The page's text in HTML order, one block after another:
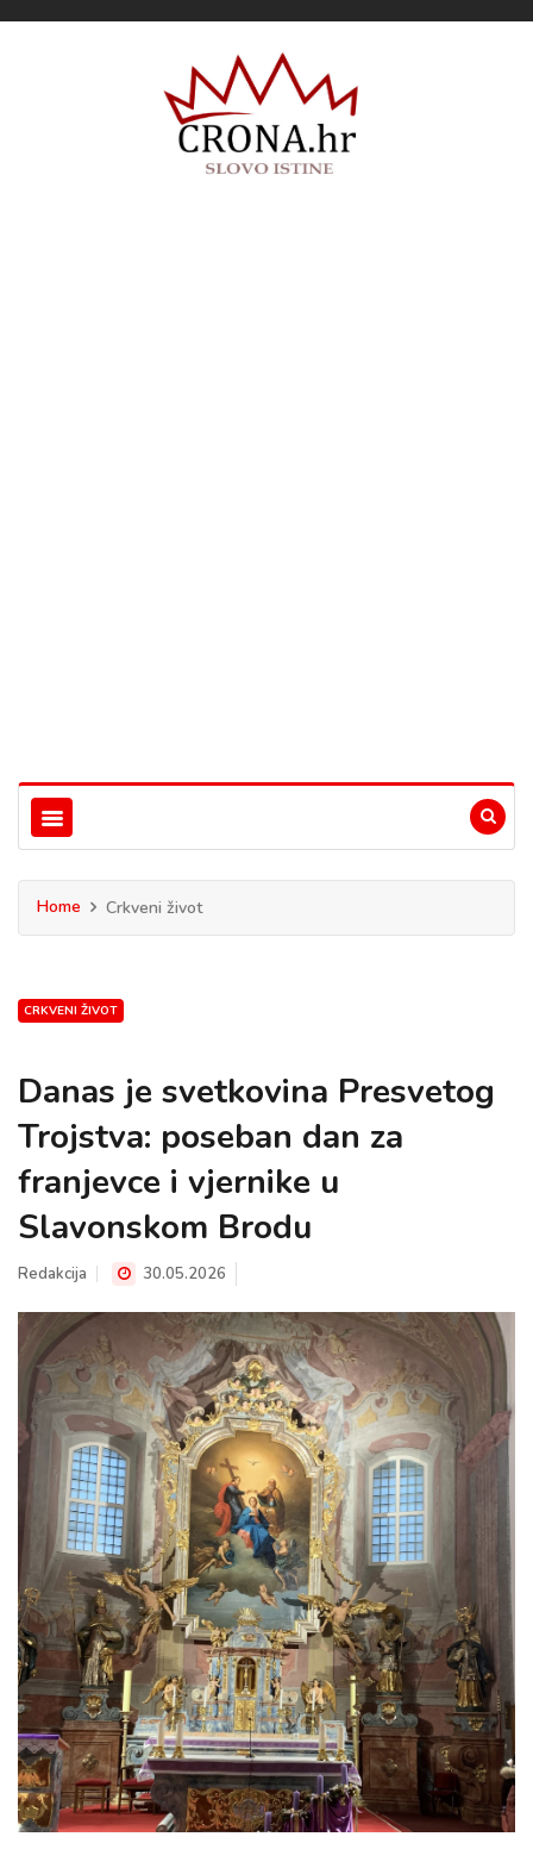
Home Crkveni život
CRKVENI ŽIVOT
Danas je svetkovina Presvetog
Trojstva: poseban dan za
franjevce i vjernike u
Slavonskom Brodu
Redakcija 30.05.2026